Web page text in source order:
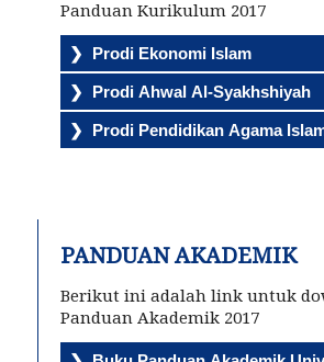
Panduan Kurikulum 2017
PANDUAN AKADEMIK
Berikut ini adalah link untuk
Panduan Akademik 2017